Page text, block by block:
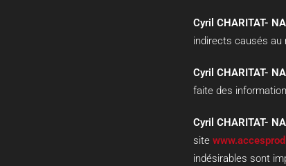
Cyril CHARITAT-
indirects causés au
Cyril CHARITAT-
faite des
Cyril CHARITAT-
site
indésirables sont